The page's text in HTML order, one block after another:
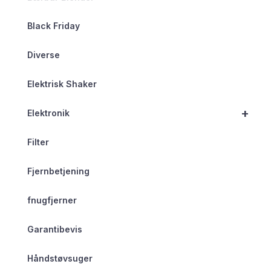
Black Friday
Diverse
Elektrisk Shaker
+
Elektronik
Filter
Fjernbetjening
fnugfjerner
Garantibevis
Håndstøvsuger